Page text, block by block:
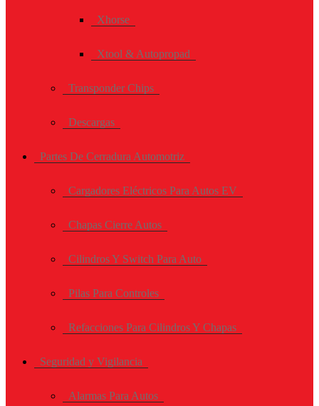
Xhorse
Xtool & Autopropad
Transponder Chips
Descargas
Partes De Cerradura Automotriz
Cargadores Eléctricos Para Autos EV
Chapas Cierre Autos
Cilindros Y Switch Para Auto
Pilas Para Controles
Refacciones Para Cilindros Y Chapas
Seguridad y Vigilancia
Alarmas Para Autos